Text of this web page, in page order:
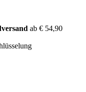
ab € 54,90